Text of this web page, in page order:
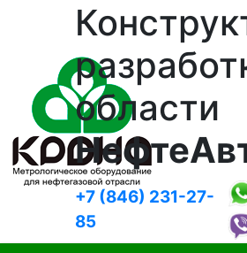
области
+7 (846) 231-27-
85